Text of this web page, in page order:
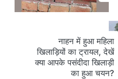
नाहन में हुआ महिला
खिलाड़ियों का ट्रायल, देखें
क्या आपके पसंदीदा खिलाड़ी
का हुआ चयन?